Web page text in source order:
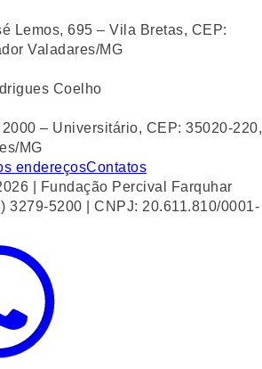
Lemos, 695 – Vila Bretas, CEP:
Valadares/MG
Coelho
– Universitário, CEP: 35020-220,
MG
endereçosContatos
| Fundação Percival Farquhar
3279-5200 | CNPJ: 20.611.810/0001-